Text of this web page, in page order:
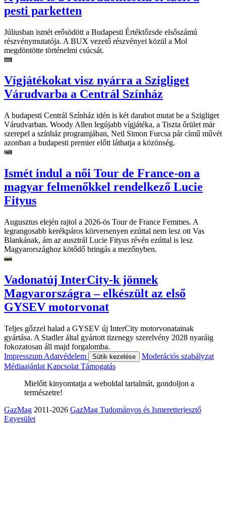
pesti parketten
Júliusban ismét erősödött a Budapesti Értéktőzsde elsőszámú
részvénymutatója. A BUX vezető részvényei közül a Mol
megdöntötte történelmi csúcsát.
Vígjátékokat visz nyárra a Szigliget
Várudvarba a Centrál Színház
A budapesti Centrál Színház idén is két darabot mutat be a Szigliget
Várudvarban. Woody Allen legújabb vígjátéka, a Tiszta őrület már
szerepel a színház programjában, Neil Simon Furcsa pár című művét
azonban a budapesti premier előtt láthatja a közönség.
Ismét indul a női Tour de France-on a
magyar felmenőkkel rendelkező Lucie
Fityus
Augusztus elején rajtol a 2026-ös Tour de France Femmes. A
legrangosabb kerékpáros körversenyen ezúttal nem lesz ott Vas
Blankának, ám az ausztrál Lucie Fityus révén ezúttal is lesz
Magyarországhoz kötődő bringás a mezőnyben.
Vadonatúj InterCity-k jönnek
Magyarországra – elkészült az első
GYSEV motorvonat
Teljes gőzzel halad a GYSEV új InterCity motorvonatainak
gyártása. A Stadler által gyártott tizenegy szerelvény 2028 nyaráig
fokozatosan áll majd forgalomba.
Impresszum Adatvédelem Sütik kezelése
Moderációs szabályzat
Médiaajánlat Kapcsolat Támogatás
Mielőtt kinyomtatja a weboldal tartalmát, gondoljon a
természetre!
GazMag 2011-2026 GazMag Tudományos és Ismeretterjesztő
Egyesület